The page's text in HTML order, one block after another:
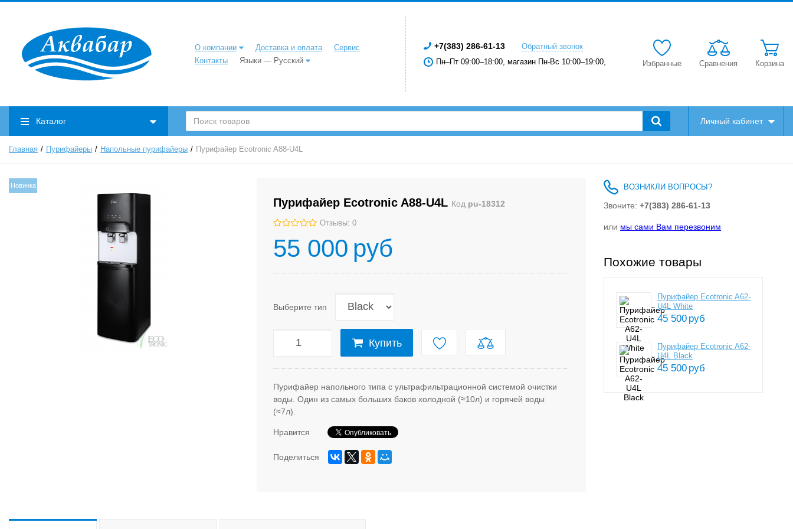
О компании Доставка и оплата
Сервис
Контакты
Языки — Русский
+7(383) 286-61-13
Обратный звонок
Пн–Пт 09:00–18:00, магазин Пн-Вс 10:00–19:00,
Избранные Сравнения Корзина
Каталог Личный кабинет
Главная Пурифайеры Напольные пурифайеры Пурифайер Ecotronic A88-U4L
Новинка
Пурифайер Ecotronic A88-U4L Код pu-18312
Отзывы: 0
55 000 руб
Выберите тип
Купить
Пурифайер напольного типа с ультрафильтрационной системой очистки
воды. Один из самых больших баков холодной (≈10л) и горячей воды
(≈7л).
Нравится
Поделиться
ВОЗНИКЛИ ВОПРОСЫ?
Звоните: +7(383) 286-61-13
или мы сами Вам перезвоним
Похожие товары
Пурифайер Ecotronic A62-
U4L White
45 500 руб
Пурифайер Ecotronic A62-
U4L Black
45 500 руб